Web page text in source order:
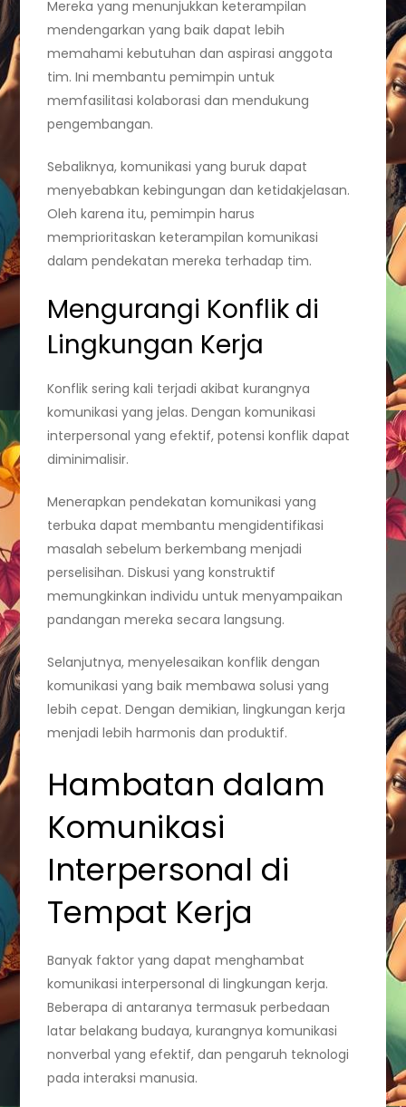
Mereka yang menunjukkan keterampilan
mendengarkan yang baik dapat lebih
memahami kebutuhan dan aspirasi anggota
tim. Ini membantu pemimpin untuk
memfasilitasi kolaborasi dan mendukung
pengembangan.
Sebaliknya, komunikasi yang buruk dapat
menyebabkan kebingungan dan ketidakjelasan.
Oleh karena itu, pemimpin harus
memprioritaskan keterampilan komunikasi
dalam pendekatan mereka terhadap tim.
Mengurangi Konflik di
Lingkungan Kerja
Konflik sering kali terjadi akibat kurangnya
komunikasi yang jelas. Dengan komunikasi
interpersonal yang efektif, potensi konflik dapat
diminimalisir.
Menerapkan pendekatan komunikasi yang
terbuka dapat membantu mengidentifikasi
masalah sebelum berkembang menjadi
perselisihan. Diskusi yang konstruktif
memungkinkan individu untuk menyampaikan
pandangan mereka secara langsung.
Selanjutnya, menyelesaikan konflik dengan
komunikasi yang baik membawa solusi yang
lebih cepat. Dengan demikian, lingkungan kerja
menjadi lebih harmonis dan produktif.
Hambatan dalam
Komunikasi
Interpersonal di
Tempat Kerja
Banyak faktor yang dapat menghambat
komunikasi interpersonal di lingkungan kerja.
Beberapa di antaranya termasuk perbedaan
latar belakang budaya, kurangnya komunikasi
nonverbal yang efektif, dan pengaruh teknologi
pada interaksi manusia.